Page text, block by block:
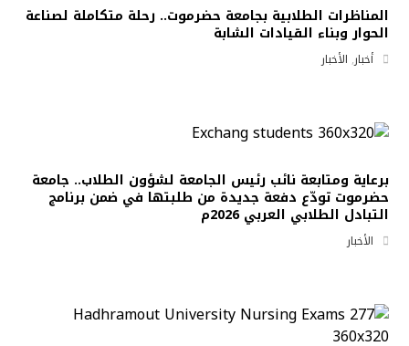
المناظرات الطلابية بجامعة حضرموت.. رحلة متكاملة لصناعة
الحوار وبناء القيادات الشابة
أخبار, الأخبار
برعاية ومتابعة نائب رئيس الجامعة لشؤون الطلاب.. جامعة
حضرموت تودّع دفعة جديدة من طلبتها في ضمن برنامج
التبادل الطلابي العربي 2026م
الأخبار